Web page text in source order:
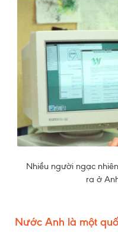
Nhiều người ngạc
ra ở
Nước Anh là một